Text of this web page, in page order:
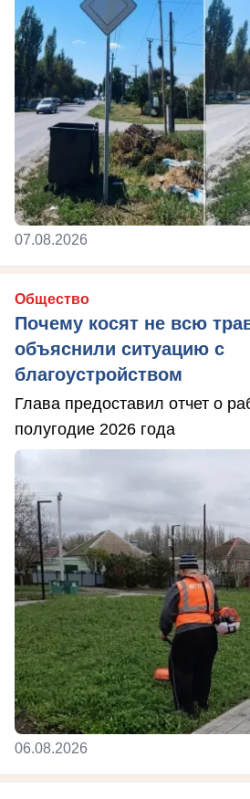
07.08.2026
Общество
Почему косят не всю
объяснили ситуацию с
благоустройством
Глава предоставил отчет о
полугодие 2026 года
06.08.2026